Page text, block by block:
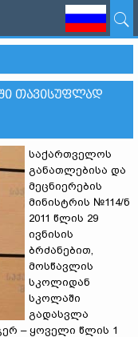
ᲗᲐᲕᲘᲡᲣᲤᲚᲐᲓ
საქართველოს
განათლებისა და
მეცნიერების
მინისტრის №114/ნ
2011 წლის 29
ივნისის
ბრძანებით,
მოსწავლის
სკოლიდან
სკოლაში
გადასვლა
– ყოველი წლის 1